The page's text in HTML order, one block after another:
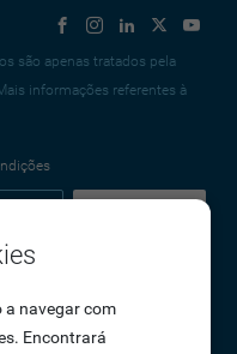
são apenas tratados pela
informações referentes à
a navegar com
Encontrará